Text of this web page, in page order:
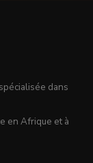
dans
en Afrique et à